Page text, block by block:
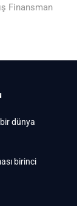
Finansman
dünya
birinci